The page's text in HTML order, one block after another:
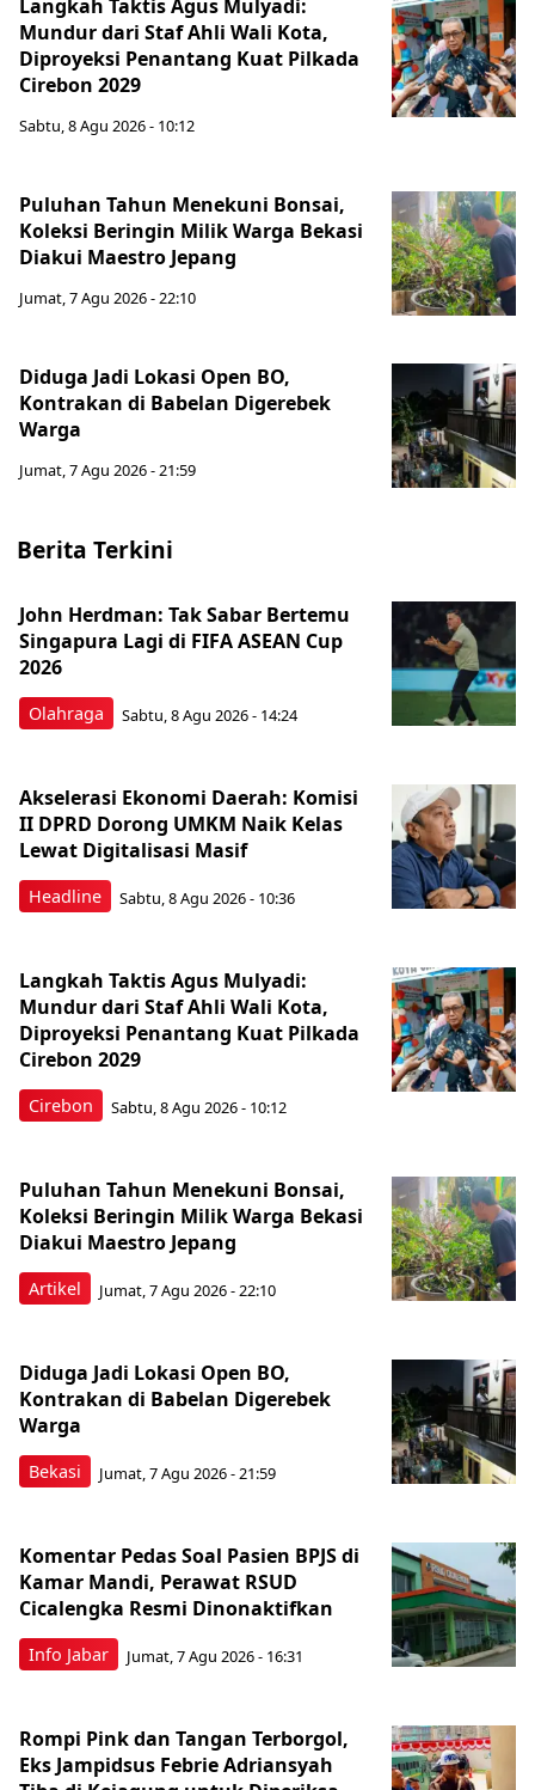
Langkah Taktis Agus Mulyadi:
Mundur dari Staf Ahli Wali Kota,
Diproyeksi Penantang Kuat Pilkada
Cirebon 2029
Sabtu, 8 Agu 2026 - 10:12
Puluhan Tahun Menekuni Bonsai,
Koleksi Beringin Milik Warga Bekasi
Diakui Maestro Jepang
Jumat, 7 Agu 2026 - 22:10
Diduga Jadi Lokasi Open BO,
Kontrakan di Babelan Digerebek
Warga
Jumat, 7 Agu 2026 - 21:59
Berita Terkini
Olahraga
John Herdman: Tak Sabar Bertemu
Singapura Lagi di FIFA ASEAN Cup
2026
Sabtu, 8 Agu 2026 - 14:24
Headline
Akselerasi Ekonomi Daerah: Komisi
II DPRD Dorong UMKM Naik Kelas
Lewat Digitalisasi Masif
Sabtu, 8 Agu 2026 - 10:36
Cirebon
Langkah Taktis Agus Mulyadi:
Mundur dari Staf Ahli Wali Kota,
Diproyeksi Penantang Kuat Pilkada
Cirebon 2029
Sabtu, 8 Agu 2026 - 10:12
Artikel
Puluhan Tahun Menekuni Bonsai,
Koleksi Beringin Milik Warga Bekasi
Diakui Maestro Jepang
Jumat, 7 Agu 2026 - 22:10
Bekasi
Diduga Jadi Lokasi Open BO,
Kontrakan di Babelan Digerebek
Warga
Jumat, 7 Agu 2026 - 21:59
Info Jabar
Komentar Pedas Soal Pasien BPJS di
Kamar Mandi, Perawat RSUD
Cicalengka Resmi Dinonaktifkan
Jumat, 7 Agu 2026 - 16:31
Rompi Pink dan Tangan Terborgol,
Eks Jampidsus Febrie Adriansyah